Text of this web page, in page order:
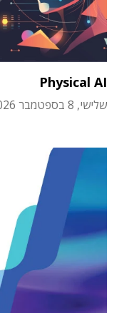
Physical AI
שלישי, 8 בספטמבר 2026